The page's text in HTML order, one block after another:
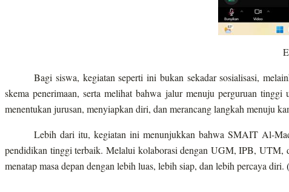
Bagi siswa, kegiatan seperti ini bukan sekadar sosialisasi,
skema penerimaan, serta melihat bahwa jalur menuju perguruan
menentukan jurusan, menyiapkan diri, dan merancang langkah menuju
Lebih dari itu, kegiatan ini menunjukkan bahwa SMAIT Al-
pendidikan tinggi terbaik. Melalui kolaborasi dengan UGM, IPB, UTM,
menatap masa depan dengan lebih luas, lebih siap, dan lebih percaya diri. (